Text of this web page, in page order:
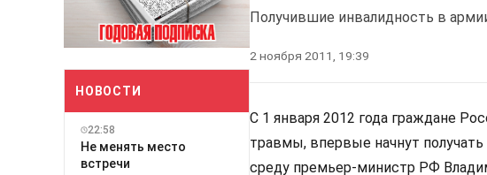
НОВОСТИ
22:58
Не менять место
встречи
Получившие инвалидность в
2 ноября 2011, 19:39
С 1 января 2012 года граждане
травмы, впервые начнут
среду премьер-министр РФ